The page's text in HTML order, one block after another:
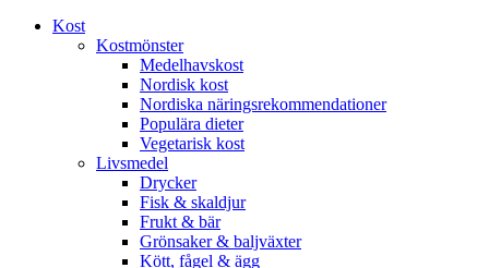
Kost
Kostmönster
Medelhavskost
Nordisk kost
Nordiska näringsrekommendationer
Populära dieter
Vegetarisk kost
Livsmedel
Drycker
Fisk & skaldjur
Frukt & bär
Grönsaker & baljväxter
Kött, fågel & ägg